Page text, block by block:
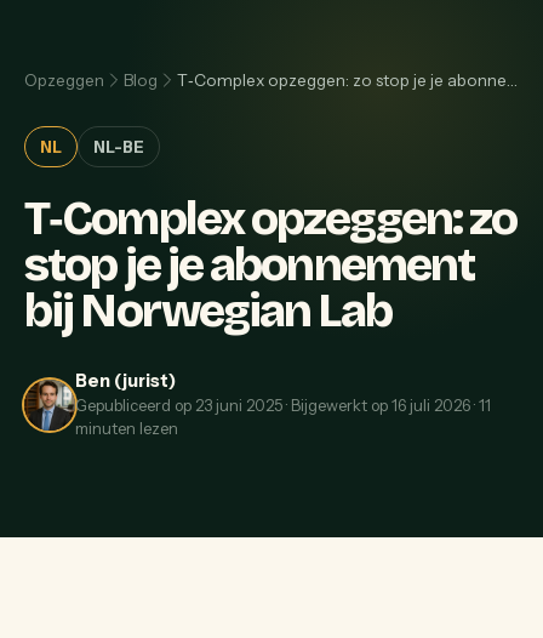
Opzeggen Blog
NL NL-BE
T‑Complex opzeggen: zo
stop je je abonnement
bij Norwegian Lab
Ben (jurist)
Gepubliceerd op 23 juni 2025· Bijgewerkt op16 juli 2026·11
minuten lezen